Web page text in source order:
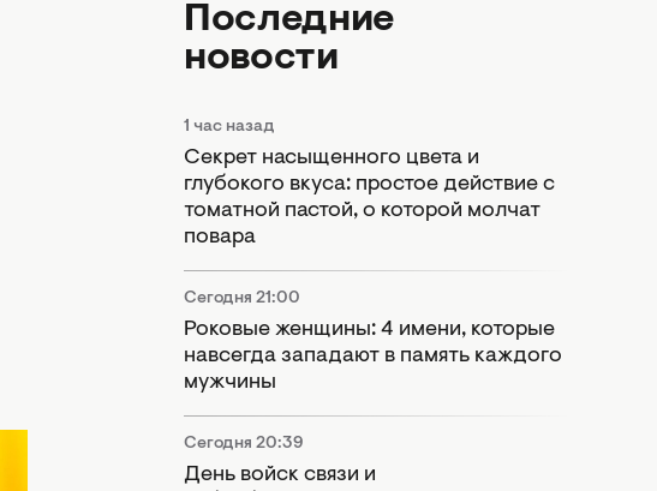
Последние
новости
1 час назад
Секрет насыщенного цвета и
глубокого вкуса: простое действие с
томатной пастой, о которой молчат
повара
Сегодня 21:00
Роковые женщины: 4 имени, которые
навсегда западают в память каждого
мужчины
Сегодня 20:39
День войск связи и